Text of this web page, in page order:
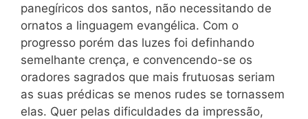
panegíricos dos santos, não necessitando de
ornatos a linguagem evangélica. Com o
progresso porém das luzes foi definhando
semelhante crença, e convencendo-se os
oradores sagrados que mais frutuosas seriam
as suas prédicas se menos rudes se tornassem
elas. Quer pelas dificuldades da impressão,